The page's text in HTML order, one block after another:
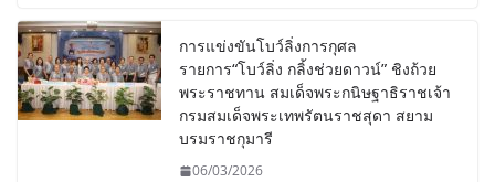
การแข่งขันโบว์ลิ่งการกุศล
รายการ“โบว์ลิ่ง กลิ้งช่วยดาวน์” ชิงถ้วย
พระราชทาน สมเด็จพระกนิษฐาธิราชเจ้า
กรมสมเด็จพระเทพรัตนราชสุดา สยาม
บรมราชกุมารี
06/03/2026